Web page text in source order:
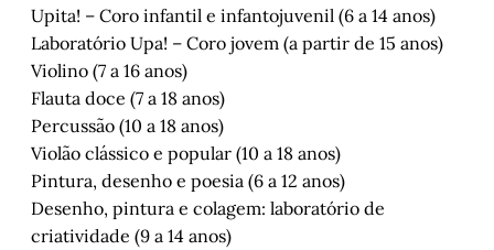
Upita! – Coro infantil e infantojuvenil (6 a 14 anos)
Laboratório Upa! – Coro jovem (a partir de 15 anos)
Violino (7 a 16 anos)
Flauta doce (7 a 18 anos)
Percussão (10 a 18 anos)
Violão clássico e popular (10 a 18 anos)
Pintura, desenho e poesia (6 a 12 anos)
Desenho, pintura e colagem: laboratório de
criatividade (9 a 14 anos)